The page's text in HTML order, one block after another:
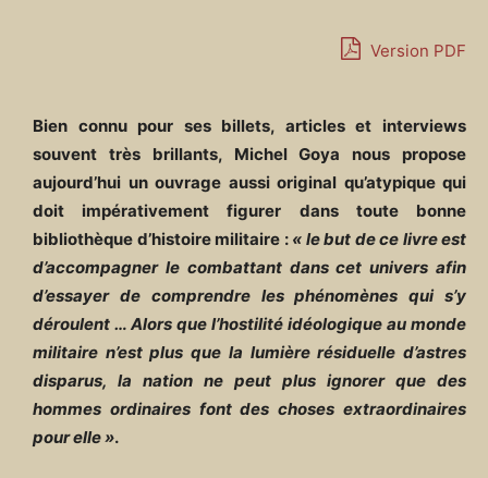
Version PDF
Bien connu pour ses billets, articles et interviews
souvent très brillants, Michel Goya nous propose
aujourd’hui un ouvrage aussi original qu’atypique qui
doit impérativement figurer dans toute bonne
bibliothèque d’histoire militaire : « le but de ce livre est
d’accompagner le combattant dans cet univers afin
d’essayer de comprendre les phénomènes qui s’y
déroulent … Alors que l’hostilité idéologique au monde
militaire n’est plus que la lumière résiduelle d’astres
disparus, la nation ne peut plus ignorer que des
hommes ordinaires font des choses extraordinaires
pour elle ».